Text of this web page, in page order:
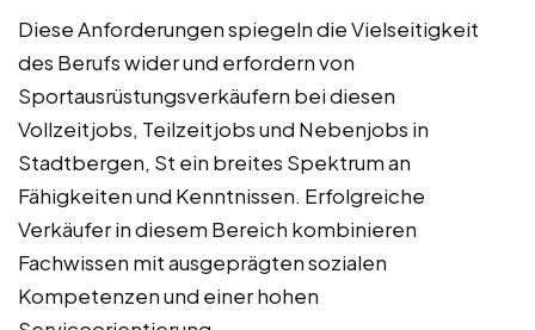
Diese Anforderungen spiegeln die Vielseitigkeit
des Berufs wider und erfordern von
Sportausrüstungsverkäufern bei diesen
Vollzeitjobs, Teilzeitjobs und Nebenjobs in
Stadtbergen, St ein breites Spektrum an
Fähigkeiten und Kenntnissen. Erfolgreiche
Verkäufer in diesem Bereich kombinieren
Fachwissen mit ausgeprägten sozialen
Kompetenzen und einer hohen